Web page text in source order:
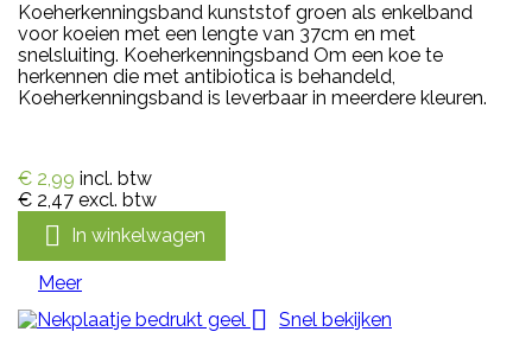
Koeherkenningsband kunststof groen als enkelband
voor koeien met een lengte van 37cm en met
snelsluiting. Koeherkenningsband Om een koe te
herkennen die met antibiotica is behandeld,
Koeherkenningsband is leverbaar in meerdere kleuren.
€ 2,99 incl. btw
€ 2,47 excl. btw
 In winkelwagen
Meer

Snel bekijken